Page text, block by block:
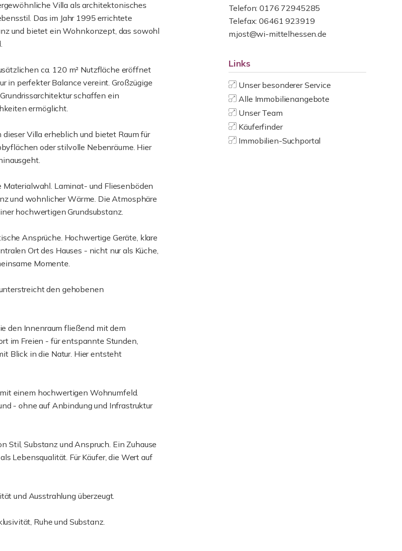
Villa als architektonisches
Das im Jahr 1995 errichtete
und bietet ein Wohnkonzept, das sowohl
ca. 120 m² Nutzfläche eröffnet
in perfekter Balance vereint. Großzügige
schaffen ein
ermöglicht.
Villa erheblich und bietet Raum für
oder stilvolle Nebenräume. Hier
Laminat- und Fliesenböden
und wohnlicher Wärme. Die Atmosphäre
hochwertigen Grundsubstanz.
Ansprüche. Hochwertige Geräte, klare
Ort des Hauses - nicht nur als Küche,
Momente.
den gehobenen
den Innenraum fließend mit dem
im Freien - für entspannte Stunden,
Blick in die Natur. Hier entsteht
einem hochwertigen Wohnumfeld.
- ohne auf Anbindung und Infrastruktur
Stil, Substanz und Anspruch. Ein Zuhause
Lebensqualität. Für Käufer, die Wert auf
und Ausstrahlung überzeugt.
Ruhe und Substanz.
Telefon: 0176 72945285
Telefax: 06461 923919
m.jost@wi-mittelhessen.de
Links
Unser besonderer Service
Alle Immobilienangebote
Unser Team
Käuferfinder
Immobilien-Suchportal